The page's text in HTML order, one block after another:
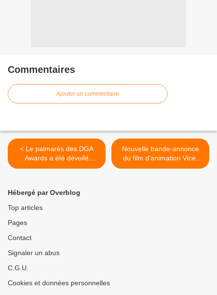
Commentaires
Ajouter un commentaire
< Le palmarès des DGA
Awards a été dévoilé
(cinéma et séries).
Nouvelle bande-annonce
du film d'animation Vice-
versa 2, des studios
Hébergé par Overblog
Top articles
Pages
Contact
Signaler un abus
C.G.U.
Cookies et données personnelles